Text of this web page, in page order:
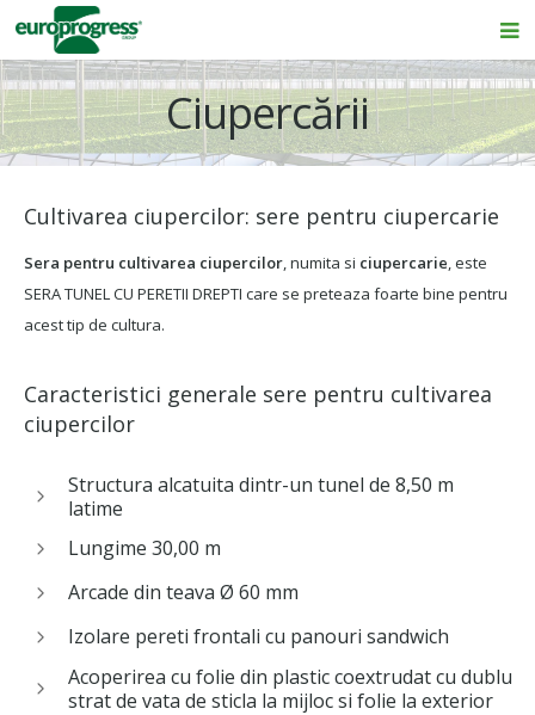
Acasă
Sere profesionale
Echipamente
Utilaje si Accesorii
Portofoliu sere
Cataloage
Contact
Blog
Ciupercării
Cultivarea ciupercilor: sere pentru ciupercarie
Sera pentru cultivarea ciupercilor, numita si ciupercarie, este
SERA TUNEL CU PERETII DREPTI care se preteaza foarte bine pentru
acest tip de cultura.
Caracteristici generale sere pentru cultivarea
ciupercilor
Structura alcatuita dintr-un tunel de 8,50 m
latime
Lungime 30,00 m
Arcade din teava Ø 60 mm
Izolare pereti frontali cu panouri sandwich
Acoperirea cu folie din plastic coextrudat cu dublu
strat de vata de sticla la mijloc si folie la exterior